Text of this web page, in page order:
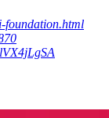
foundation.html